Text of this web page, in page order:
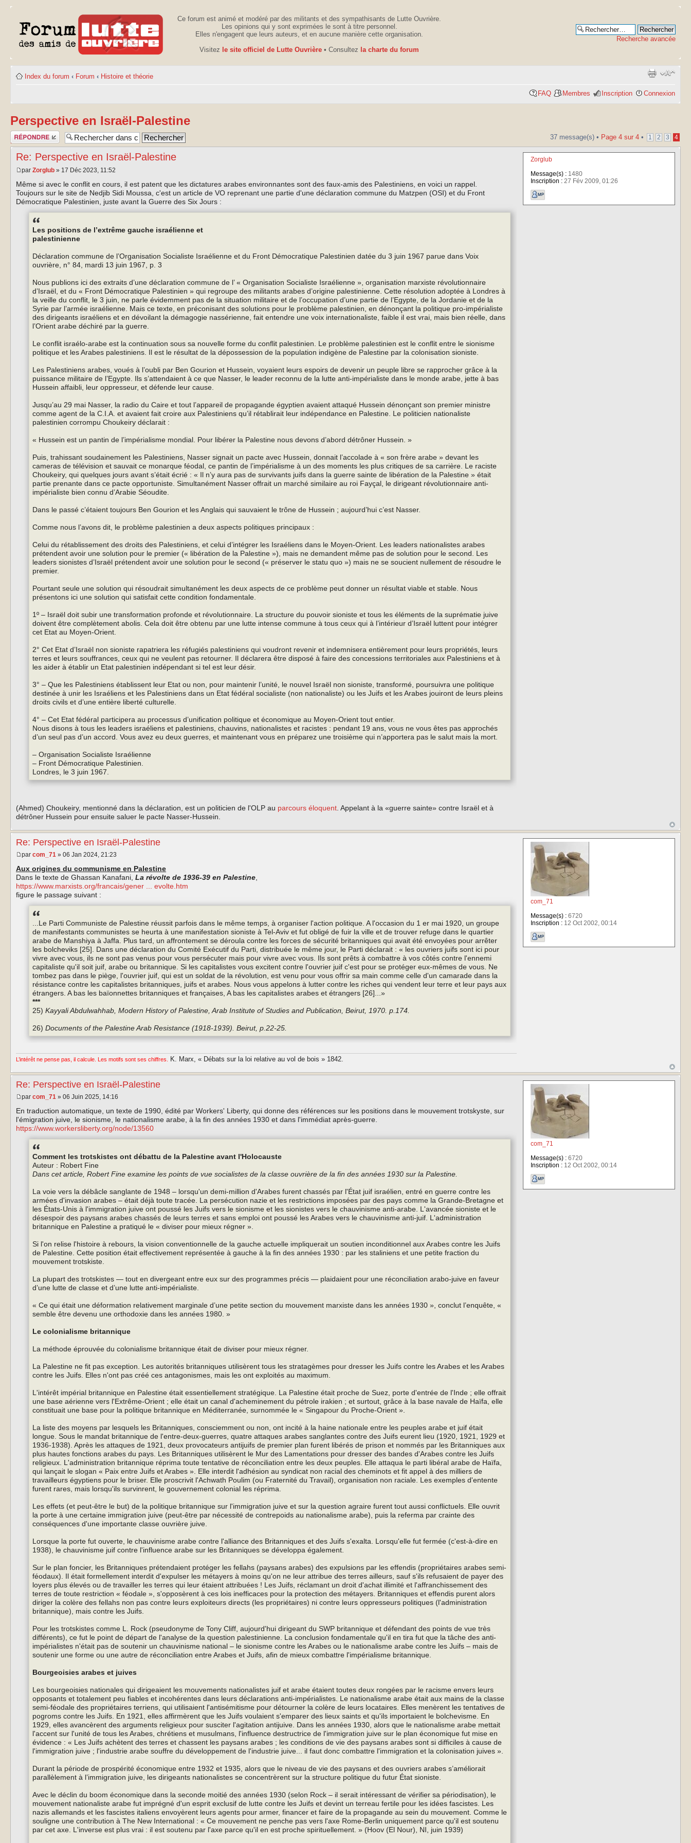
Ce forum est animé et modéré par des militants et des sympathisants de Lutte Ouvrière.
Les opinions qui y sont exprimées le sont à titre personnel.
Elles n'engagent que leurs auteurs, et en aucune manière cette organisation.
Visitez le site officiel de Lutte Ouvrière • Consultez la charte du forum
Recherche avancée
Index du forum ‹ Forum ‹ Histoire et théorie
FAQ Membres Inscription Connexion
Perspective en Israël-Palestine
Publier une
réponse
37 message(s) • Page 4 sur 4 • 1 2 3 4
Re: Perspective en Israël-Palestine
par Zorglub » 17 Déc 2023, 11:52
Même si avec le conflit en cours, il est patent que les dictatures arabes environnantes sont des faux-amis des Palestiniens, en voici un rappel.
Toujours sur le site de Nedjib Sidi Moussa, c'est un article de VO reprenant une partie d'une déclaration commune du Matzpen (OSI) et du Front
Démocratique Palestinien, juste avant la Guerre des Six Jours :
Les positions de l’extrême gauche israélienne et
palestinienne
Déclaration commune de l’Organisation Socialiste Israélienne et du Front Démocratique Palestinien datée du 3 juin 1967 parue dans Voix
ouvrière, n° 84, mardi 13 juin 1967, p. 3
Nous publions ici des extraits d’une déclaration commune de l’ « Organisation Socialiste Israélienne », organisation marxiste révolutionnaire
d’Israël, et du « Front Démocratique Palestinien » qui regroupe des militants arabes d’origine palestinienne. Cette résolution adoptée à Londres à
la veille du conflit, le 3 juin, ne parle évidemment pas de la situation militaire et de l’occupation d’une partie de l’Egypte, de la Jordanie et de la
Syrie par l’armée israélienne. Mais ce texte, en préconisant des solutions pour le problème palestinien, en dénonçant la politique pro-impérialiste
des dirigeants israéliens et en dévoilant la démagogie nassérienne, fait entendre une voix internationaliste, faible il est vrai, mais bien réelle, dans
l’Orient arabe déchiré par la guerre.
Le conflit israélo-arabe est la continuation sous sa nouvelle forme du conflit palestinien. Le problème palestinien est le conflit entre le sionisme
politique et les Arabes palestiniens. Il est le résultat de la dépossession de la population indigène de Palestine par la colonisation sioniste.
Les Palestiniens arabes, voués à l’oubli par Ben Gourion et Hussein, voyaient leurs espoirs de devenir un peuple libre se rapprocher grâce à la
puissance militaire de l’Egypte. Ils s’attendaient à ce que Nasser, le leader reconnu de la lutte anti-impérialiste dans le monde arabe, jette à bas
Hussein affaibli, leur oppresseur, et défende leur cause.
Jusqu’au 29 mai Nasser, la radio du Caire et tout l’appareil de propagande égyptien avaient attaqué Hussein dénonçant son premier ministre
comme agent de la C.I.A. et avaient fait croire aux Palestiniens qu’il rétablirait leur indépendance en Palestine. Le politicien nationaliste
palestinien corrompu Choukeiry déclarait :
« Hussein est un pantin de l’impérialisme mondial. Pour libérer la Palestine nous devons d’abord détrôner Hussein. »
Puis, trahissant soudainement les Palestiniens, Nasser signait un pacte avec Hussein, donnait l’accolade à « son frère arabe » devant les
cameras de télévision et sauvait ce monarque féodal, ce pantin de l’impérialisme à un des moments les plus critiques de sa carrière. Le raciste
Choukeiry, qui quelques jours avant s’était écrié : « Il n’y aura pas de survivants juifs dans la guerre sainte de libération de la Palestine » était
partie prenante dans ce pacte opportuniste. Simultanément Nasser offrait un marché similaire au roi Fayçal, le dirigeant révolutionnaire anti-
impérialiste bien connu d’Arabie Séoudite.
Dans le passé c’étaient toujours Ben Gourion et les Anglais qui sauvaient le trône de Hussein ; aujourd’hui c’est Nasser.
Comme nous l’avons dit, le problème palestinien a deux aspects politiques principaux :
Celui du rétablissement des droits des Palestiniens, et celui d’intégrer les Israéliens dans le Moyen-Orient. Les leaders nationalistes arabes
prétendent avoir une solution pour le premier (« libération de la Palestine »), mais ne demandent même pas de solution pour le second. Les
leaders sionistes d’Israël prétendent avoir une solution pour le second (« préserver le statu quo ») mais ne se soucient nullement de résoudre le
premier.
Pourtant seule une solution qui résoudrait simultanément les deux aspects de ce problème peut donner un résultat viable et stable. Nous
présentons ici une solution qui satisfait cette condition fondamentale.
1º – Israël doit subir une transformation profonde et révolutionnaire. La structure du pouvoir sioniste et tous les éléments de la suprématie juive
doivent être complètement abolis. Cela doit être obtenu par une lutte intense commune à tous ceux qui à l’intérieur d’Israël luttent pour intégrer
cet Etat au Moyen-Orient.
2° Cet Etat d’Israël non sioniste rapatriera les réfugiés palestiniens qui voudront revenir et indemnisera entièrement pour leurs propriétés, leurs
terres et leurs souffrances, ceux qui ne veulent pas retourner. Il déclarera être disposé à faire des concessions territoriales aux Palestiniens et à
les aider à établir un Etat palestinien indépendant si tel est leur désir.
3° – Que les Palestiniens établissent leur Etat ou non, pour maintenir l’unité, le nouvel Israël non sioniste, transformé, poursuivra une politique
destinée à unir les Israéliens et les Palestiniens dans un Etat fédéral socialiste (non nationaliste) ou les Juifs et les Arabes jouiront de leurs pleins
droits civils et d’une entière liberté culturelle.
4° – Cet Etat fédéral participera au processus d’unification politique et économique au Moyen-Orient tout entier.
Nous disons à tous les leaders israéliens et palestiniens, chauvins, nationalistes et racistes : pendant 19 ans, vous ne vous êtes pas approchés
d’un seul pas d’un accord. Vous avez eu deux guerres, et maintenant vous en préparez une troisième qui n’apportera pas le salut mais la mort.
– Organisation Socialiste Israélienne
– Front Démocratique Palestinien.
Londres, le 3 juin 1967.
(Ahmed) Choukeiry, mentionné dans la déclaration, est un politicien de l'OLP au parcours éloquent. Appelant à la «guerre sainte» contre Israël et à
détrôner Hussein pour ensuite saluer le pacte Nasser-Hussein.
Zorglub
Message(s) :1480
Inscription :27 Fév 2009, 01:26
Re: Perspective en Israël-Palestine
par com_71 » 06 Jan 2024, 21:23
Aux origines du communisme en Palestine
Dans le texte de Ghassan Kanafani, La révolte de 1936-39 en Palestine
https://www.marxists.org/francais/gener ... evolte.htm
figure le passage suivant :
...Le Parti Communiste de Palestine réussit parfois dans le même temps, à organiser l'action politique. A l'occasion du 1 er mai 1920, un groupe
de manifestants communistes se heurta à une manifestation sioniste à Tel-Aviv et fut obligé de fuir la ville et de trouver refuge dans le quartier
arabe de Manshiya à Jaffa. Plus tard, un affrontement se déroula contre les forces de sécurité britanniques qui avait été envoyées pour arrêter
les bolcheviks [25]. Dans une déclaration du Comité Exécutif du Parti, distribuée le même jour, le Parti déclarait : « les ouvriers juifs sont ici pour
vivre avec vous, ils ne sont pas venus pour vous persécuter mais pour vivre avec vous. Ils sont prêts à combattre à vos côtés contre l'ennemi
capitaliste qu'il soit juif, arabe ou britannique. Si les capitalistes vous excitent contre l'ouvrier juif c'est pour se protéger eux-mêmes de vous. Ne
tombez pas dans le piège, l'ouvrier juif, qui est un soldat de la révolution, est venu pour vous offrir sa main comme celle d'un camarade dans la
résistance contre les capitalistes britanniques, juifs et arabes. Nous vous appelons à lutter contre les riches qui vendent leur terre et leur pays aux
étrangers. A bas les baïonnettes britanniques et françaises, A bas les capitalistes arabes et étrangers [26]...»
***
25) Kayyali Abdulwahhab, Modern History of Palestine, Arab Institute of Studies and Publication, Beirut, 1970. p.174.
26) Documents of the Palestine Arab Resistance (1918-1939). Beirut, p.22-25.
L’intérêt ne pense pas, il calcule. Les motifs sont ses chiffres. K. Marx, « Débats sur la loi relative au vol de bois » 1842.
com_71
Message(s) :6720
Inscription :12 Oct 2002, 00:14
Re: Perspective en Israël-Palestine
par com_71 » 06 Juin 2025, 14:16
En traduction automatique, un texte de 1990, édité par Workers' Liberty, qui donne des références sur les positions dans le mouvement trotskyste, sur
l'émigration juive, le sionisme, le nationalisme arabe, à la fin des années 1930 et dans l'immédiat après-guerre.
https://www.workersliberty.org/node/13560
Comment les trotskistes ont débattu de la Palestine avant l'Holocauste
Auteur : Robert Fine
Dans cet article, Robert Fine examine les points de vue socialistes de la classe ouvrière de la fin des années 1930 sur la Palestine.
La voie vers la débâcle sanglante de 1948 – lorsqu'un demi-million d'Arabes furent chassés par l'État juif israélien, entré en guerre contre les
armées d'invasion arabes – était déjà toute tracée. La persécution nazie et les restrictions imposées par des pays comme la Grande-Bretagne et
les États-Unis à l'immigration juive ont poussé les Juifs vers le sionisme et les sionistes vers le chauvinisme anti-arabe. L'avancée sioniste et le
désespoir des paysans arabes chassés de leurs terres et sans emploi ont poussé les Arabes vers le chauvinisme anti-juif. L'administration
britannique en Palestine a pratiqué le « diviser pour mieux régner ».
Si l'on relise l'histoire à rebours, la vision conventionnelle de la gauche actuelle impliquerait un soutien inconditionnel aux Arabes contre les Juifs
de Palestine. Cette position était effectivement représentée à gauche à la fin des années 1930 : par les staliniens et une petite fraction du
mouvement trotskiste.
La plupart des trotskistes — tout en divergeant entre eux sur des programmes précis — plaidaient pour une réconciliation arabo-juive en faveur
d’une lutte de classe et d’une lutte anti-impérialiste.
« Ce qui était une déformation relativement marginale d’une petite section du mouvement marxiste dans les années 1930 », conclut l’enquête, «
semble être devenu une orthodoxie dans les années 1980. »
Le colonialisme britannique
La méthode éprouvée du colonialisme britannique était de diviser pour mieux régner.
La Palestine ne fit pas exception. Les autorités britanniques utilisèrent tous les stratagèmes pour dresser les Juifs contre les Arabes et les Arabes
contre les Juifs. Elles n'ont pas créé ces antagonismes, mais les ont exploités au maximum.
L'intérêt impérial britannique en Palestine était essentiellement stratégique. La Palestine était proche de Suez, porte d'entrée de l'Inde ; elle offrait
une base aérienne vers l'Extrême-Orient ; elle était un canal d'acheminement du pétrole irakien ; et surtout, grâce à la base navale de Haïfa, elle
constituait une base pour la politique britannique en Méditerranée, surnommée le « Singapour du Proche-Orient ».
La liste des moyens par lesquels les Britanniques, consciemment ou non, ont incité à la haine nationale entre les peuples arabe et juif était
longue. Sous le mandat britannique de l'entre-deux-guerres, quatre attaques arabes sanglantes contre des Juifs eurent lieu (1920, 1921, 1929 et
1936-1938). Après les attaques de 1921, deux provocateurs antijuifs de premier plan furent libérés de prison et nommés par les Britanniques aux
plus hautes fonctions arabes du pays. Les Britanniques utilisèrent le Mur des Lamentations pour dresser des bandes d'Arabes contre les Juifs
religieux. L'administration britannique réprima toute tentative de réconciliation entre les deux peuples. Elle attaqua le parti libéral arabe de Haïfa,
qui lançait le slogan « Paix entre Juifs et Arabes ». Elle interdit l'adhésion au syndicat non racial des cheminots et fit appel à des milliers de
travailleurs égyptiens pour le briser. Elle proscrivit l'Achwath Poulim (ou Fraternité du Travail), organisation non raciale. Les exemples d'entente
furent rares, mais lorsqu'ils survinrent, le gouvernement colonial les réprima.
Les effets (et peut-être le but) de la politique britannique sur l'immigration juive et sur la question agraire furent tout aussi conflictuels. Elle ouvrit
la porte à une certaine immigration juive (peut-être par nécessité de contrepoids au nationalisme arabe), puis la referma par crainte des
conséquences d'une importante classe ouvrière juive.
Lorsque la porte fut ouverte, le chauvinisme arabe contre l'alliance des Britanniques et des Juifs s'exalta. Lorsqu'elle fut fermée (c'est-à-dire en
1938), le chauvinisme juif contre l'influence arabe sur les Britanniques se développa également.
Sur le plan foncier, les Britanniques prétendaient protéger les fellahs (paysans arabes) des expulsions par les effendis (propriétaires arabes semi-
féodaux). Il était formellement interdit d'expulser les métayers à moins qu'on ne leur attribue des terres ailleurs, sauf s'ils refusaient de payer des
loyers plus élevés ou de travailler les terres qui leur étaient attribuées ! Les Juifs, réclamant un droit d'achat illimité et l'affranchissement des
terres de toute restriction « féodale », s'opposèrent à ces lois inefficaces pour la protection des métayers. Britanniques et effendis purent alors
diriger la colère des fellahs non pas contre leurs exploiteurs directs (les propriétaires) ni contre leurs oppresseurs politiques (l'administration
britannique), mais contre les Juifs.
Pour les trotskistes comme L. Rock (pseudonyme de Tony Cliff, aujourd'hui dirigeant du SWP britannique et défendant des points de vue très
différents), ce fut le point de départ de l'analyse de la question palestinienne. La conclusion fondamentale qu'il en tira fut que la tâche des anti-
impérialistes n'était pas de soutenir un chauvinisme national – le sionisme contre les Arabes ou le nationalisme arabe contre les Juifs – mais de
soutenir une forme ou une autre de réconciliation entre Arabes et Juifs, afin de mieux combattre l'impérialisme britannique.
Bourgeoisies arabes et juives
Les bourgeoisies nationales qui dirigeaient les mouvements nationalistes juif et arabe étaient toutes deux rongées par le racisme envers leurs
opposants et totalement peu fiables et incohérentes dans leurs déclarations anti-impérialistes. Le nationalisme arabe était aux mains de la classe
semi-féodale des propriétaires terriens, qui utilisaient l'antisémitisme pour détourner la colère de leurs locataires. Elles menèrent les tentatives de
pogroms contre les Juifs. En 1921, elles affirmèrent que les Juifs voulaient s'emparer des lieux saints et qu'ils importaient le bolchevisme. En
1929, elles avancèrent des arguments religieux pour susciter l'agitation antijuive. Dans les années 1930, alors que le nationalisme arabe mettait
l'accent sur l'unité de tous les Arabes, chrétiens et musulmans, l'influence destructrice de l'immigration juive sur le plan économique fut mise en
évidence : « Les Juifs achètent des terres et chassent les paysans arabes ; les conditions de vie des paysans arabes sont si difficiles à cause de
l'immigration juive ; l'industrie arabe souffre du développement de l'industrie juive... il faut donc combattre l'immigration et la colonisation juives ».
Durant la période de prospérité économique entre 1932 et 1935, alors que le niveau de vie des paysans et des ouvriers arabes s’améliorait
parallèlement à l’immigration juive, les dirigeants nationalistes se concentrèrent sur la structure politique du futur État sioniste.
Avec le déclin du boom économique dans la seconde moitié des années 1930 (selon Rock – il serait intéressant de vérifier sa périodisation), le
mouvement nationaliste arabe fut imprégné d'un esprit exclusif de lutte contre les Juifs et devint un terreau fertile pour les idées fascistes. Les
nazis allemands et les fascistes italiens envoyèrent leurs agents pour armer, financer et faire de la propagande au sein du mouvement. Comme le
souligne une contribution à The New International : « Ce mouvement ne penche pas vers l'axe Rome-Berlin uniquement parce qu'il est soutenu
par cet axe. L'inverse est plus vrai : il est soutenu par l'axe parce qu'il en est proche spirituellement. » (Hoov (El Nour), NI, juin 1939)
com_71
Message(s) :6720
Inscription :12 Oct 2002, 00:14